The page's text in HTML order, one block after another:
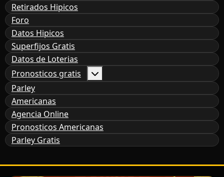
Retirados Hipicos
Foro
Datos Hipicos
Superfijos Gratis
Datos de Loterias
Pronosticos gratis
Parley
Americanas
Agencia Online
Pronosticos Americanas
Parley Gratis